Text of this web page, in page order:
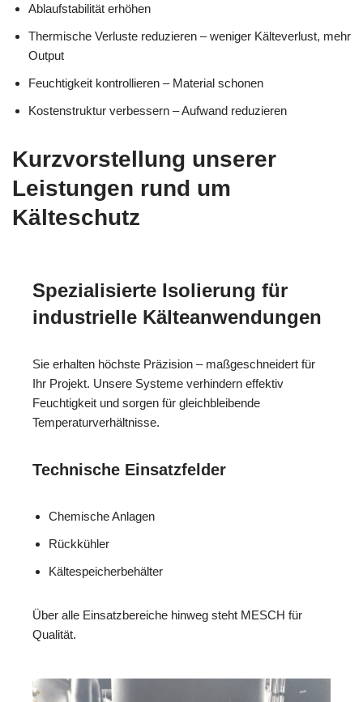
Ablaufstabilität erhöhen
Thermische Verluste reduzieren – weniger Kälteverlust, mehr
Output
Feuchtigkeit kontrollieren – Material schonen
Kostenstruktur verbessern – Aufwand reduzieren
Kurzvorstellung unserer
Leistungen rund um
Kälteschutz
Spezialisierte Isolierung für
industrielle Kälteanwendungen
Sie erhalten höchste Präzision – maßgeschneidert für
Ihr Projekt. Unsere Systeme verhindern effektiv
Feuchtigkeit und sorgen für gleichbleibende
Temperaturverhältnisse.
Technische Einsatzfelder
Chemische Anlagen
Rückkühler
Kältespeicherbehälter
Über alle Einsatzbereiche hinweg steht MESCH für
Qualität.